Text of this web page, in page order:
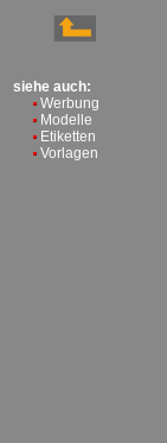
siehe auch:
Werbung
Modelle
Etiketten
Vorlagen